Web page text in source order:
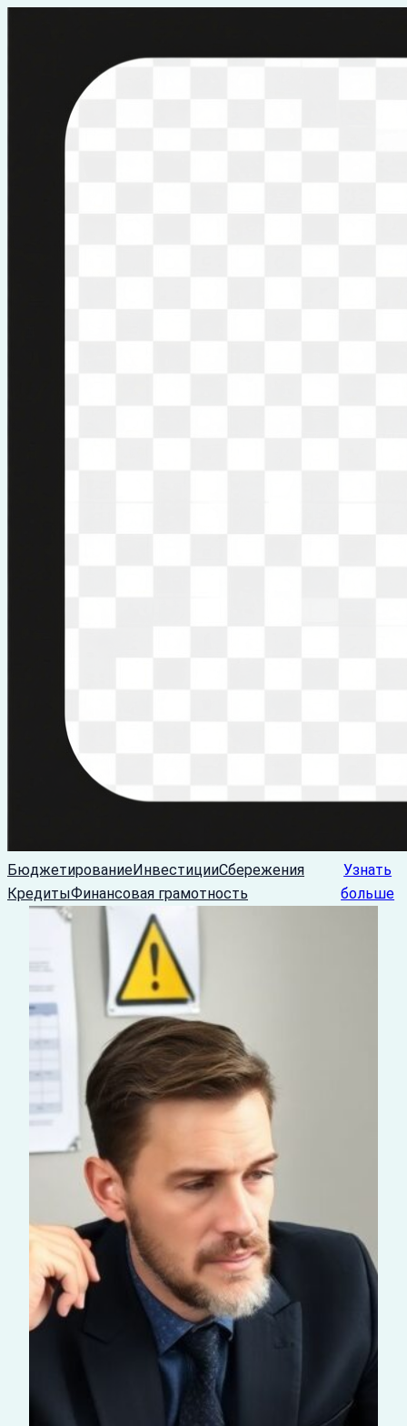
БюджетированиеИнвестицииСбережения
КредитыФинансовая грамотность
Узнать
больше